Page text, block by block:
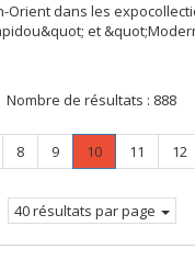
dans les
et
Nombre de résultats : 888
Page
8 Page
9 Page
10.
Page
Page
11 Page
12
40 résultats par page